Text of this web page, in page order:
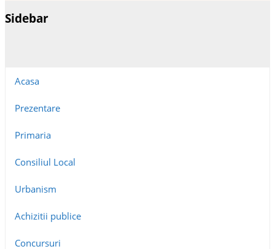
Sidebar
Acasa
Prezentare
Primaria
Consiliul Local
Urbanism
Achizitii publice
Concursuri